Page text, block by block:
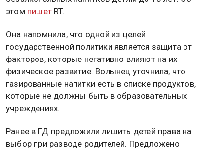
этом пишет RT.
Она напомнила, что одной из целей
государственной политики является защита от
факторов, которые негативно влияют на их
физическое развитие. Волынец уточнила, что
газированные напитки есть в списке продуктов,
которые не должны быть в образовательных
учреждениях.
Ранее в ГД предложили лишить детей права на
выбор при разводе родителей. Предложено